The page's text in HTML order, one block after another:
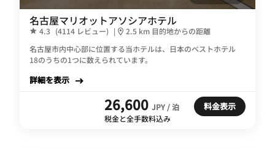
名古屋マリオットアソシアホテル
4.3 (4114 レビュー) |
2.5 km 目的地からの距離
名古屋市内中心部に位置する当ホテルは、日本のベストホテル
18のうちの1つに数えられています。
詳細を表示
26,600 JPY / 泊
税金と全手数料込み
料金表示